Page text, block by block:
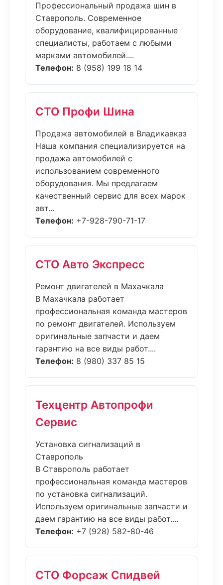
Профессиональный продажа шин в
Ставрополь. Современное
оборудование, квалифицированные
специалисты, работаем с любыми
марками автомобилей....
Телефон: 8 (958) 199 18 14
СТО Профи Шина
Продажа автомобилей в Владикавказ
Наша компания специализируется на
продажа автомобилей с
использованием современного
оборудования. Мы предлагаем
качественный сервис для всех марок
авт...
Телефон: +7-928-790-71-17
СТО Авто Экспресс
Ремонт двигателей в Махачкала
В Махачкала работает
профессиональная команда мастеров
по ремонт двигателей. Используем
оригинальные запчасти и даем
гарантию на все виды работ....
Телефон: 8 (980) 337 85 15
Техцентр Автопрофи
Сервис
Установка сигнализаций в
Ставрополь
В Ставрополь работает
профессиональная команда мастеров
по установка сигнализаций.
Используем оригинальные запчасти и
даем гарантию на все виды работ....
Телефон: +7 (928) 582-80-46
СТО Форсаж Спидвей